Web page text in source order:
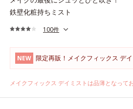
鉄壁化粧持ちミスト
100件
NEW 限定再販！メイクフィックス デ
メイクフィックス デイミストは品薄となって